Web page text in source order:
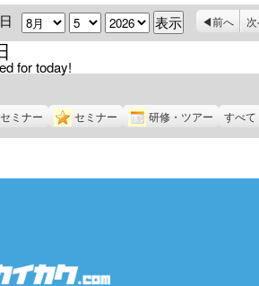
日 月 日 年 前へ
for today!
ミナー セミナー 研修・ツアー すべて